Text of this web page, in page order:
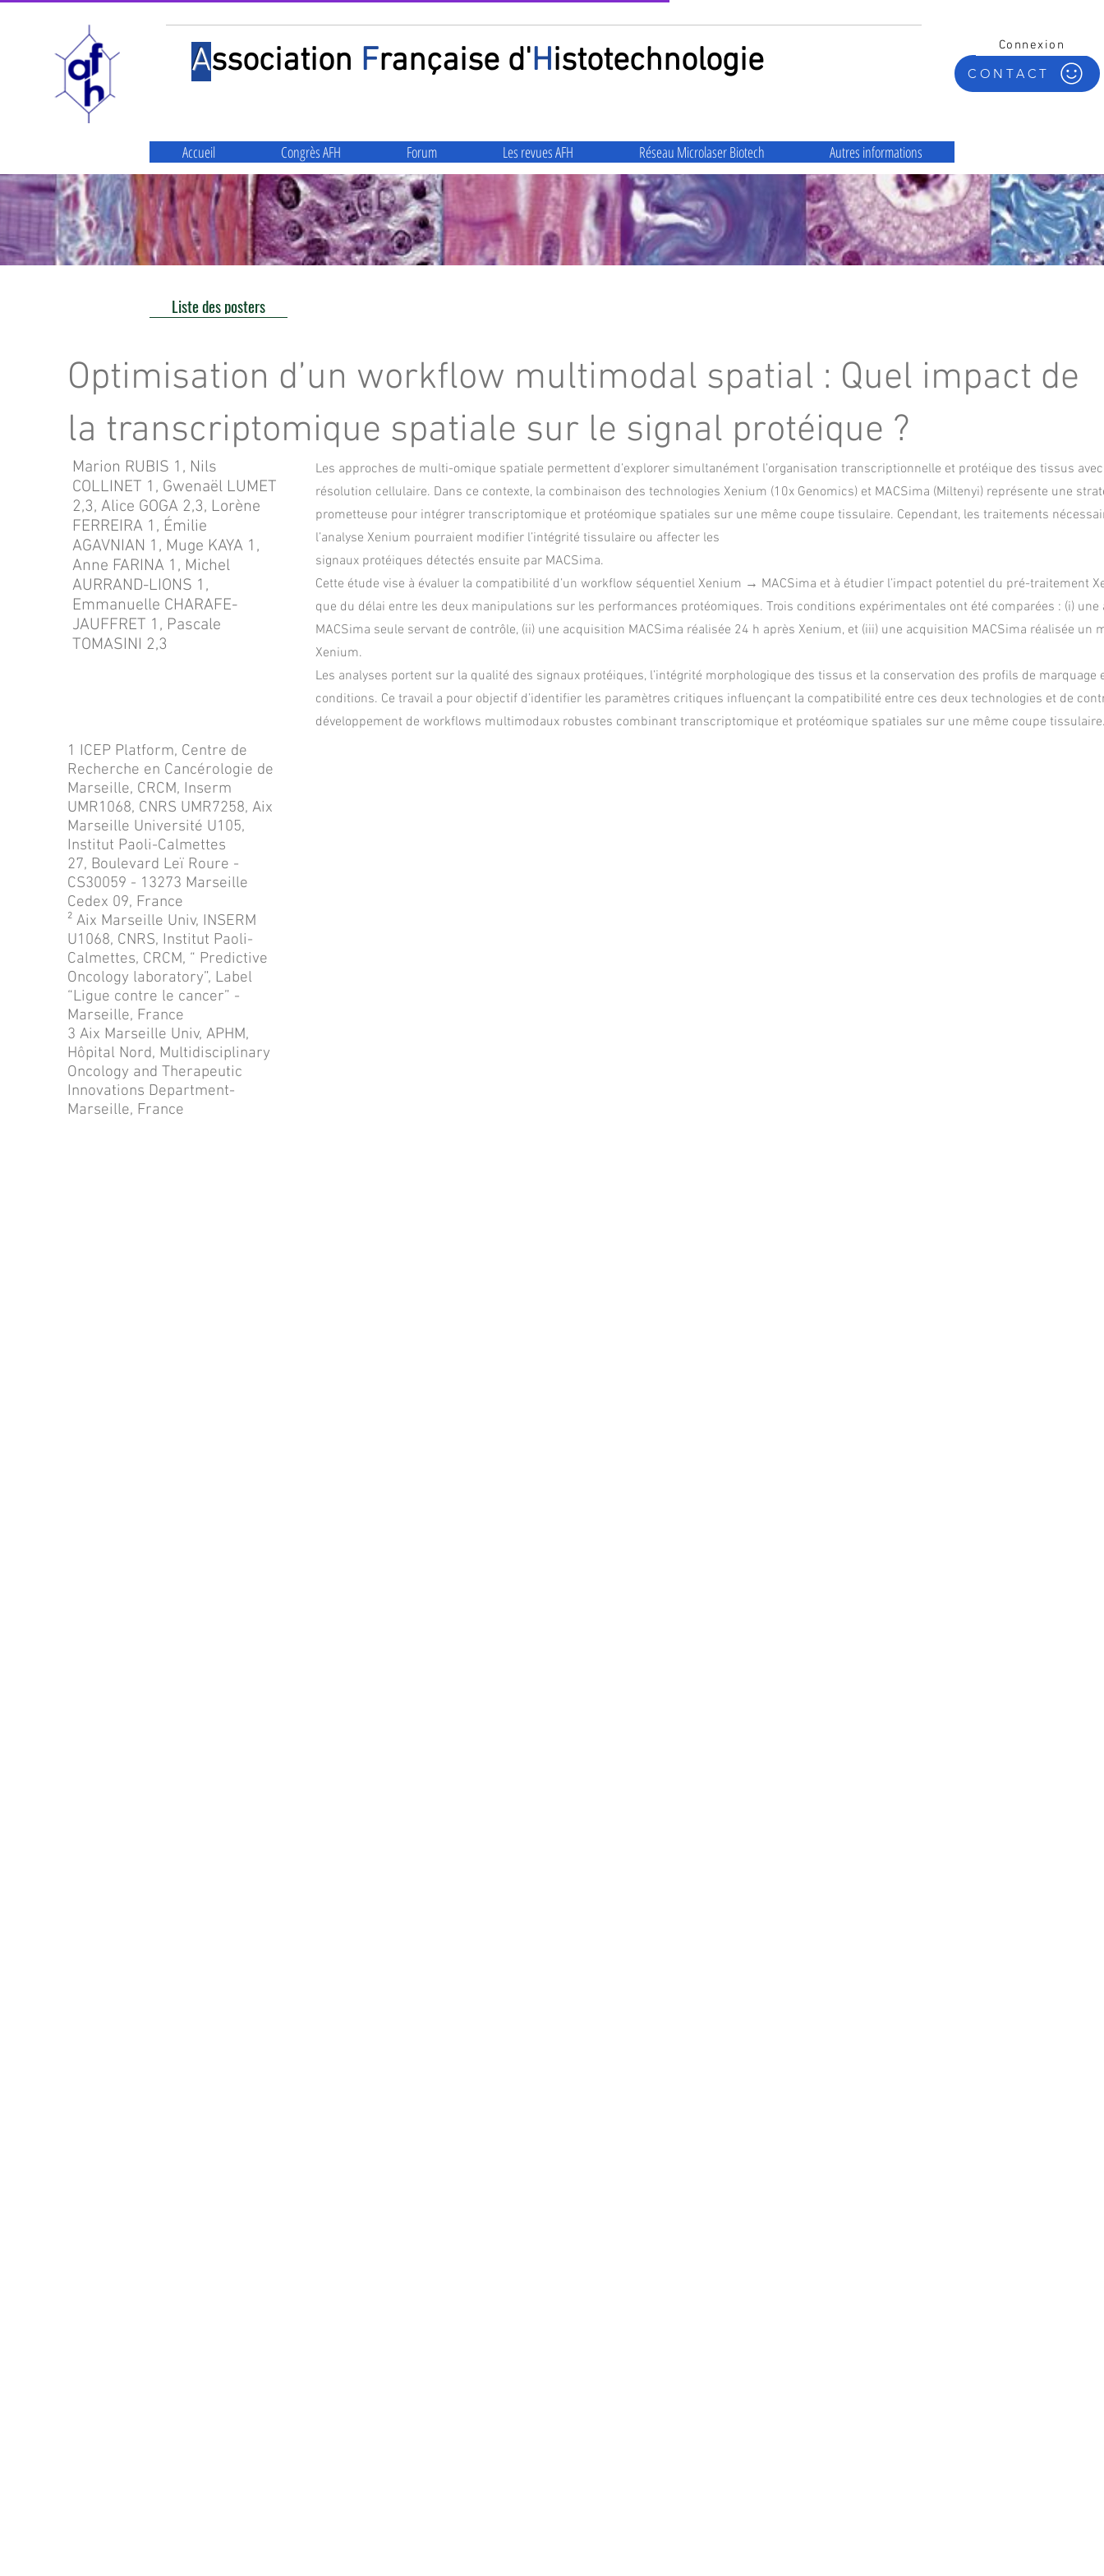
Association Française d'Histotechnologie CONTACT
Connexion
Accueil Congrès AFH Forum Les revues AFH Réseau Microlaser Biotech Autres informations
Liste des posters
Optimisation d’un workflow multimodal spatial : Quel impact de
la transcriptomique spatiale sur le signal protéique ?
Marion RUBIS 1, Nils
COLLINET 1, Gwenaël LUMET
2,3, Alice GOGA 2,3, Lorène
FERREIRA 1, Émilie
AGAVNIAN 1, Muge KAYA 1,
Anne FARINA 1, Michel
AURRAND-LIONS 1,
Emmanuelle CHARAFE-
JAUFFRET 1, Pascale
TOMASINI 2,3
Les approches de multi-omique spatiale permettent d’explorer simultanément l’organisation transcriptionnelle et protéique des tissus
résolution cellulaire. Dans ce contexte, la combinaison des technologies Xenium (10x Genomics) et MACSima (Miltenyi) représente une
prometteuse pour intégrer transcriptomique et protéomique spatiales sur une même coupe tissulaire. Cependant, les traitements
l’analyse Xenium pourraient modifier l’intégrité tissulaire ou affecter les
signaux protéiques détectés ensuite par MACSima.
Cette étude vise à évaluer la compatibilité d’un workflow séquentiel Xenium → MACSima et à étudier l’impact potentiel du pré-traitement
que du délai entre les deux manipulations sur les performances protéomiques. Trois conditions expérimentales ont été comparées : (i)
MACSima seule servant de contrôle, (ii) une acquisition MACSima réalisée 24 h après Xenium, et (iii) une acquisition MACSima réalisée un
Xenium.
Les analyses portent sur la qualité des signaux protéiques, l’intégrité morphologique des tissus et la conservation des profils de marquage
conditions. Ce travail a pour objectif d’identifier les paramètres critiques influençant la compatibilité entre ces deux technologies et de
développement de workflows multimodaux robustes combinant transcriptomique et protéomique spatiales sur une même coupe
1 ICEP Platform, Centre de
Recherche en Cancérologie de
Marseille, CRCM, Inserm
UMR1068, CNRS UMR7258, Aix
Marseille Université U105,
Institut Paoli-Calmettes
27, Boulevard Leï Roure -
CS30059 - 13273 Marseille
Cedex 09, France
² Aix Marseille Univ, INSERM
U1068, CNRS, Institut Paoli-
Calmettes, CRCM, “ Predictive
Oncology laboratory”, Label
“Ligue contre le cancer” -
Marseille, France
3 Aix Marseille Univ, APHM,
Hôpital Nord, Multidisciplinary
Oncology and Therapeutic
Innovations Department-
Marseille, France